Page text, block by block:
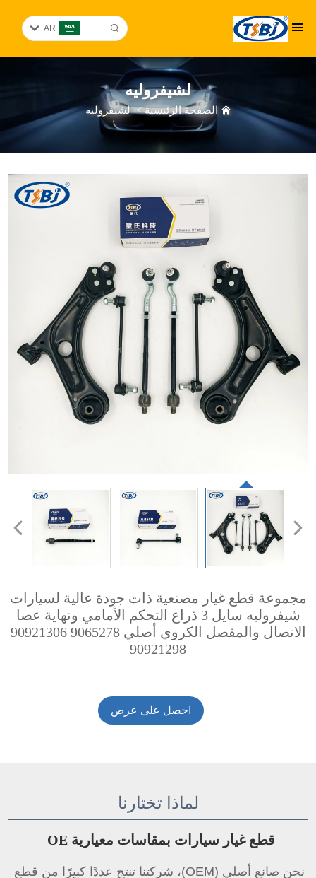
AR
لشيفروليه
الصفحة الرئيسية>لشيفروليه
مجموعة قطع غيار مصنعية ذات جودة عالية لسيارات
شيفروليه سايل 3 ذراع التحكم الأمامي ونهاية عصا
الاتصال والمفصل الكروي أصلي 9065278 90921306
90921298
احصل على عرض
لماذا تختارنا
قطع غيار سيارات بمقاسات معيارية OE